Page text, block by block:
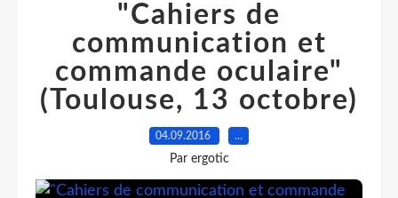
"Cahiers de
communication et
commande oculaire"
(Toulouse, 13 octobre)
04.09.2016 …
Par ergotic